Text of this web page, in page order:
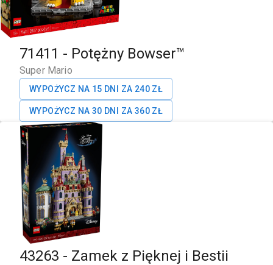
71411 - Potężny Bowser™
Super Mario
WYPOŻYCZ NA 15 DNI ZA 240 ZŁ
WYPOŻYCZ NA 30 DNI ZA 360 ZŁ
43263 - Zamek z Pięknej i Bestii